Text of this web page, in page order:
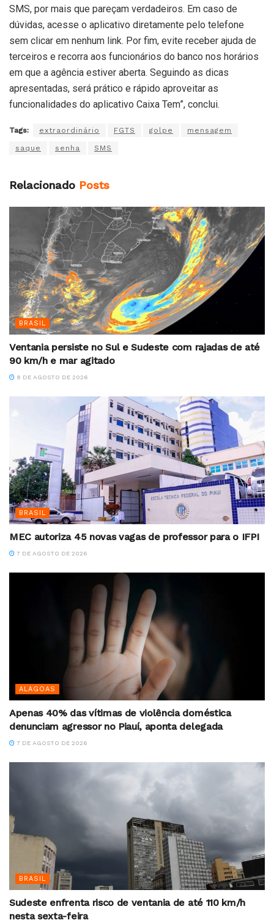
SMS, por mais que pareçam verdadeiros. Em caso de
dúvidas, acesse o aplicativo diretamente pelo telefone
sem clicar em nenhum link. Por fim, evite receber ajuda de
terceiros e recorra aos funcionários do banco nos horários
em que a agência estiver aberta. Seguindo as dicas
apresentadas, será prático e rápido aproveitar as
funcionalidades do aplicativo Caixa Tem”, conclui.
Tags: extraordinário FGTS golpe mensagem
saque senha SMS
Relacionado Posts
BRASIL
Ventania persiste no Sul e Sudeste com rajadas de até
90 km/h e mar agitado
8 DE AGOSTO DE 2026
BRASIL
MEC autoriza 45 novas vagas de professor para o IFPI
7 DE AGOSTO DE 2026
ALAGOAS
Apenas 40% das vítimas de violência doméstica
denunciam agressor no Piauí, aponta delegada
7 DE AGOSTO DE 2026
BRASIL
Sudeste enfrenta risco de ventania de até 110 km/h
nesta sexta-feira